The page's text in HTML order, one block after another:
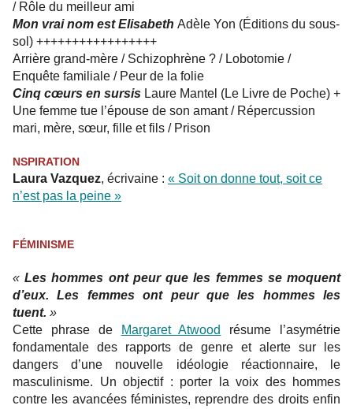
/ Rôle du meilleur ami
Mon vrai nom est Elisabeth Adèle Yon (Éditions du sous-
sol) +++++++++++++++++
Arrière grand-mère / Schizophrène ? / Lobotomie /
Enquête familiale / Peur de la folie
Cinq cœurs en sursis Laure Mantel (Le Livre de Poche) +
Une femme tue l’épouse de son amant / Répercussion
mari, mère, sœur, fille et fils / Prison
NSPIRATION
Laura Vazquez, écrivaine : « Soit on donne tout, soit ce
n’est pas la peine »
FÉMINISME
« Les hommes ont peur que les femmes se moquent
d’eux. Les femmes ont peur que les hommes les
tuent. »
Cette phrase de
Margaret Atwood
résume l’asymétrie
fondamentale des rapports de genre et alerte sur les
dangers d’une nouvelle idéologie réactionnaire, le
masculinisme. Un objectif : porter la voix des hommes
contre les avancées féministes, reprendre des droits enfin